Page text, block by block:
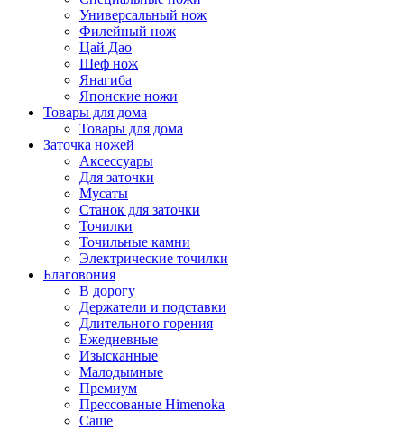
Универсальный нож
Филейный нож
Цай Дао
Шеф нож
Янагиба
Японские ножи
Товары для дома
Товары для дома
Заточка ножей
Аксессуары
Для заточки
Мусаты
Станок для заточки
Точилки
Точильные камни
Электрические точилки
Благовония
В дорогу
Держатели и подставки
Длительного горения
Ежедневные
Изысканные
Малодымные
Премиум
Прессованые Himenoka
Саше